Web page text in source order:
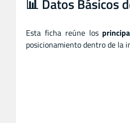
📊 Datos Básicos
Esta ficha reúne los
posicionamiento dentro de la